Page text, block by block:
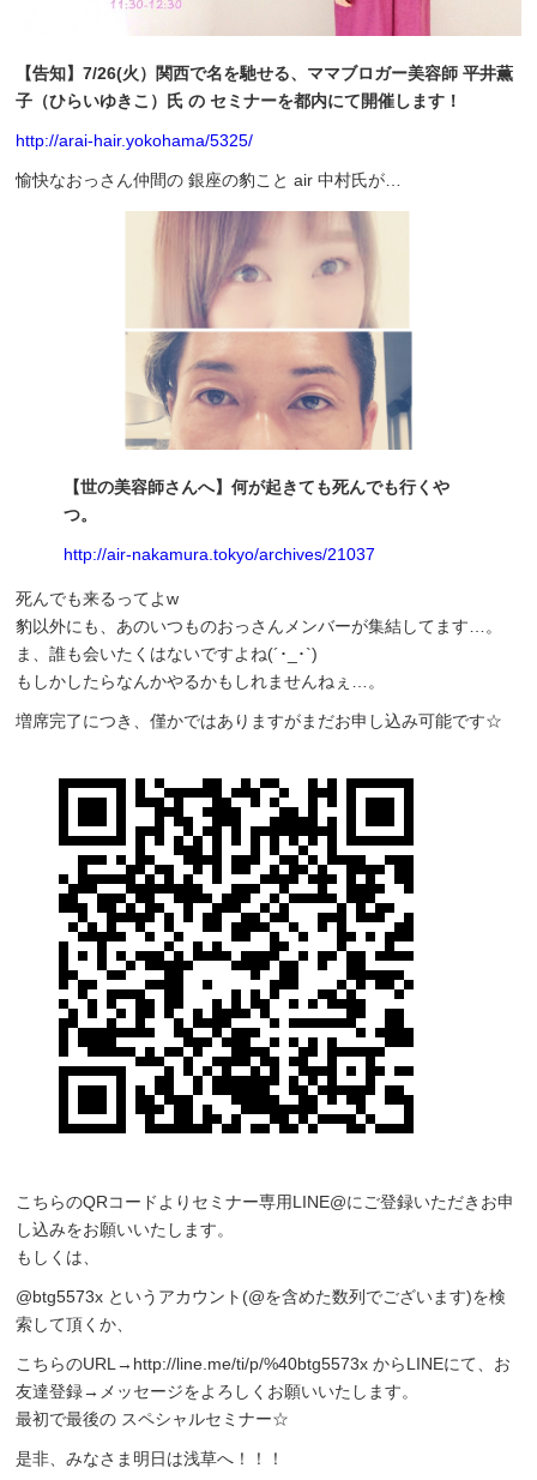
【告知】7/26(火）関西で名を馳せる、ママブロガー美容師 平井薫
子（ひらいゆきこ）氏 の セミナーを都内にて開催します！
http://arai-hair.yokohama/5325/
愉快なおっさん仲間の 銀座の豹こと air 中村氏が…
【世の美容師さんへ】何が起きても死んでも行くや
つ。
http://air-nakamura.tokyo/archives/21037
死んでも来るってよw
豹以外にも、あのいつものおっさんメンバーが集結してます…。
ま、誰も会いたくはないですよね(´･_･`)
もしかしたらなんかやるかもしれませんねぇ…。
増席完了につき、僅かではありますがまだお申し込み可能です☆
こちらのQRコードよりセミナー専用LINE@にご登録いただきお申
し込みをお願いいたします。
もしくは、
@btg5573x というアカウント(@を含めた数列でございます)を検
索して頂くか、
こちらのURL→http://line.me/ti/p/%40btg5573x からLINEにて、お
友達登録→メッセージをよろしくお願いいたします。
最初で最後の スペシャルセミナー☆
是非、みなさま明日は浅草へ！！！